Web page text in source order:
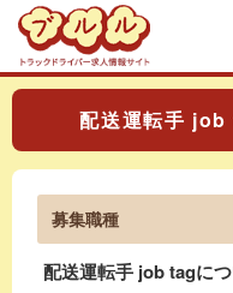
配送運転手 job
募集職種
配送運転手 job tagに